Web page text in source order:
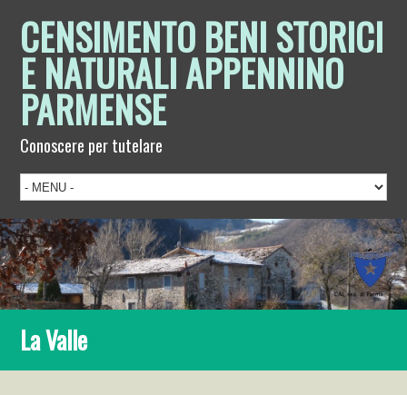
CENSIMENTO BENI STORICI
E NATURALI APPENNINO
PARMENSE
Conoscere per tutelare
La Valle